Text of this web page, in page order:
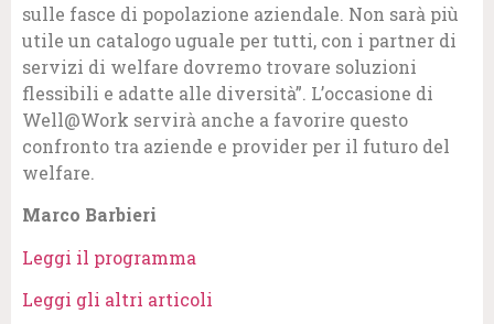
sulle fasce di popolazione aziendale. Non sarà più
utile un catalogo uguale per tutti, con i partner di
servizi di welfare dovremo trovare soluzioni
flessibili e adatte alle diversità”. L’occasione di
Well@Work servirà anche a favorire questo
confronto tra aziende e provider per il futuro del
welfare.
Marco Barbieri
Leggi il programma
Leggi gli altri articoli